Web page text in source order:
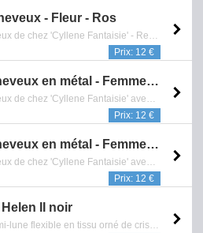
- Fleur - Ros
Attache-cheveux de chez 'Cyllene Fantaisie' - Représentant une fleur en tissu - Finition métal argentée - Diamétre: 9 cm - Collection de bijoux fantaisie - Reference: 0902.005.0714
Prix: 12 €
Pince à cheveux en métal - Femme (0902.041.5021)
Attache-cheveux de chez 'Cyllene Fantaisie' avec motif représentant un crocodile orné de cristaux rose clairs et rose - Dimensions : 2 x 13 cm - Collection de bijoux fantaisie - Sans Nickel - Garantie 1 an - Reference: 0902.041.5021
Prix: 12 €
Pince à cheveux en métal - Femme (0902.040.5021)
Attache-cheveux de chez 'Cyllene Fantaisie' avec motif représentant un crocodile orné de cristaux verts et bleus - Dimensions : 2 x 13 cm - Collection de bijoux fantaisie - Sans Nickel - Garantie 1 an - Reference: 0902.040.5021
Prix: 12 €
II noir
Serre-tête demi-lune flexible en tissu orné de cristaux blancs - Diam: 11,5 cm - Reference: 0902.431.0910